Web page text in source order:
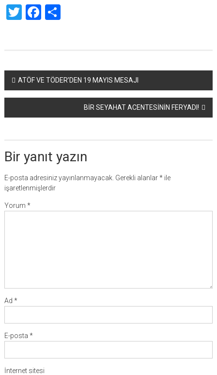
TwitterFacebook
Share
Yazı
dolaşımı
ATÖF VE TÖDER’DEN 19 MAYIS MESAJI
BİR SEYAHAT ACENTESİNİN FERYADI!
Bir yanıt yazın
E-posta adresiniz yayınlanmayacak. Gerekli alanlar*ile
işaretlenmişlerdir
Yorum *
Ad *
E-posta *
İnternet sitesi